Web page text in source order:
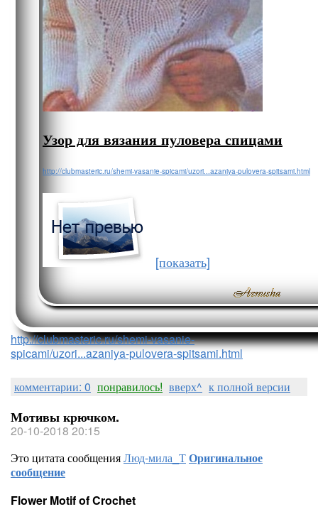
Узор для вязания пуловера спицами
http://clubmasteric.ru/shemi-vasanie-spicami/uzori...azaniya-pulovera-spitsami.html
[показать]
http://clubmasteric.ru/shemi-vasanie-
spicami/uzori...azaniya-pulovera-spitsami.html
комментарии: 0 понравилось! вверх^ к полной версии
Мотивы крючком.
20-10-2018 20:15
Это цитата сообщенияЛюд-мила_ТОригинальное
сообщение
Flower Motif of Crochet